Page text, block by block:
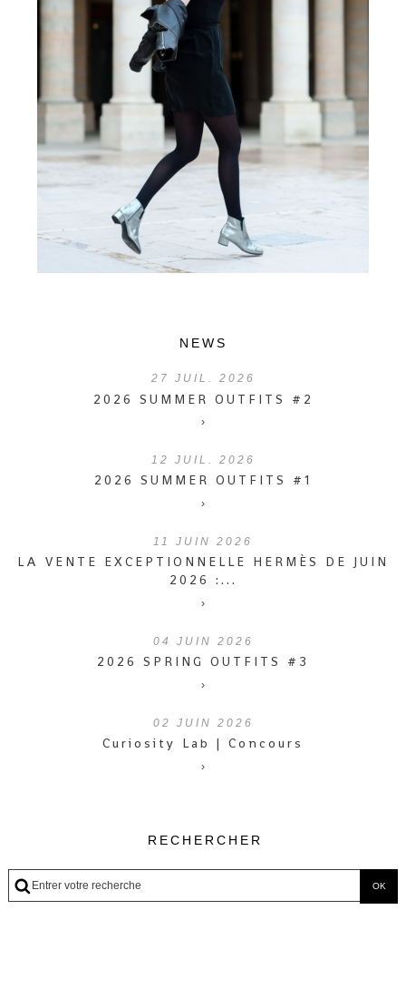
NEWS
27 JUIL. 2026
2026 SUMMER OUTFITS #2
›
12 JUIL. 2026
2026 SUMMER OUTFITS #1
›
11 JUIN 2026
LA VENTE EXCEPTIONNELLE HERMÈS DE JUIN
2026 :...
›
04 JUIN 2026
2026 SPRING OUTFITS #3
›
02 JUIN 2026
Curiosity Lab | Concours
›
RECHERCHER